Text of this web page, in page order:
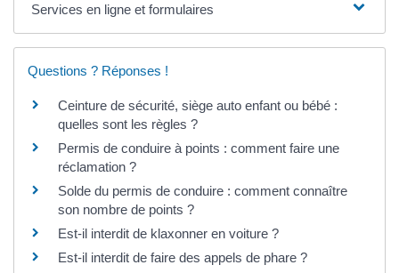
Services en ligne et formulaires
Questions ? Réponses !
Ceinture de sécurité, siège auto enfant ou bébé :
quelles sont les règles ?
Permis de conduire à points : comment faire une
réclamation ?
Solde du permis de conduire : comment connaître
son nombre de points ?
Est-il interdit de klaxonner en voiture ?
Est-il interdit de faire des appels de phare ?